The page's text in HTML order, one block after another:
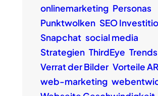
onlinemarketing Personas
Punktwolken SEO
Snapchat social media
Strategien ThirdEye
Verrat der Bilder Vorteile AR
web-marketing